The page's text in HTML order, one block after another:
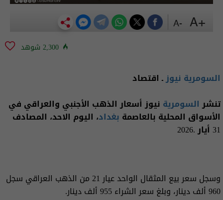
2,300 شوهد
السومرية نيوزـ اقتصاد
تنشرالسومرية نيوز أسعار الذهب الأجنبي والعراقي في
الأسواق المحلية بالعاصمة بغداد، اليوم الاحد، المصادف
31 أيار .2026
وسجل سعر بيع المثقال الواحد عيار 21 من الذهب العراقي سجل
960 ألف دينار، وبلغ سعر الشراء 955 ألف دينار.
+A
-A